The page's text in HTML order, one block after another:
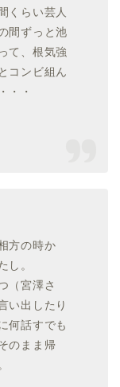
くらい芸人
間ずっと池
て、根気強
コンビ組ん
・・
方の時か
し。
（宮澤さ
い出したり
何話すでも
のまま帰